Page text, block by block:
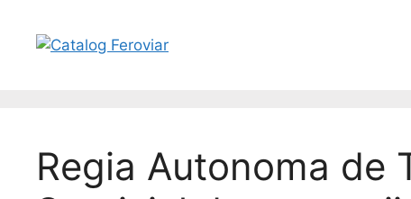
Regia Autonoma de